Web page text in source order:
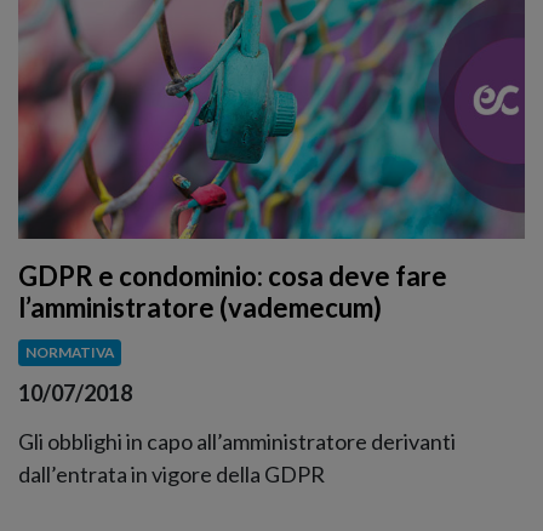
GDPR e condominio: cosa deve fare
l’amministratore (vademecum)
NORMATIVA
10/07/2018
Gli obblighi in capo all’amministratore derivanti
dall’entrata in vigore della GDPR